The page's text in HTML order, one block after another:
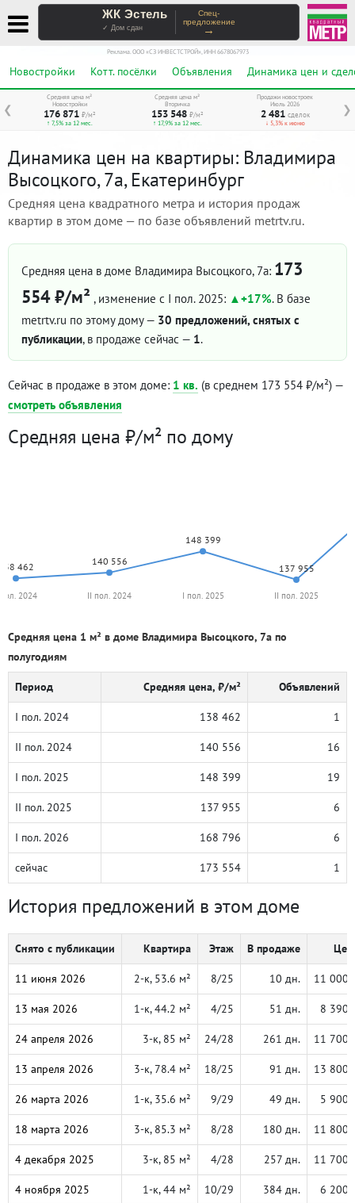
ЖК Эстель
✓ Дом сдан
Спец-
предложение
→
Реклама. ООО «СЗ ИНВЕСТСТРОЙ», ИНН 6678067973
Новостройки Котт. посёлки Объявления Динамика цен и
❮ ❯
Средняя цена м²
Новостройки
176 871 ₽/м²
↑ 7,5% за 12 мес.
Средняя цена м²
Вторичка
153 548 ₽/м²
↑ 17,9% за 12 мес.
Продажи новостроек
Июль 2026
2 481 сделок
↓ 5,3% к июню
Динамика цен на квартиры: Владимира
Высоцкого, 7а, Екатеринбург
Средняя цена квадратного метра и история продаж
квартир в этом доме — по базе объявлений metrtv.ru.
Средняя цена в доме Владимира Высоцкого, 7а: 173
554 ₽/м² , изменение с I пол. 2025: +17%. В базе
metrtv.ru по этому дому — 30 предложений, снятых с
публикации, в продаже сейчас — 1.
Сейчас в продаже в этом доме: 1 кв. (в среднем 173 554 ₽/м²) —
смотреть объявления
Средняя цена ₽/м² по дому
462 140 556
148 399
137 955
2024 II пол. 2024 I пол. 2025 II пол. 2025
Средняя цена 1 м² в доме Владимира Высоцкого, 7а по
полугодиям
Период Средняя цена, ₽/м² Объявлений
I пол. 2024 138 462 1
II пол. 2024 140 556 16
I пол. 2025 148 399 19
II пол. 2025 137 955 6
I пол. 2026 168 796 6
сейчас 173 554 1
История предложений в этом доме
Снято с публикации Квартира Этаж В продаже
11 июня 2026 2-к, 53.6 м² 8/25 10 дн. 11 000
13 мая 2026 1-к, 44.2 м² 4/25 51 дн. 8 390
24 апреля 2026 3-к, 85 м² 24/28 261 дн. 11 700
13 апреля 2026 3-к, 78.4 м² 18/25 91 дн. 13 800
26 марта 2026 1-к, 35.6 м² 9/29 49 дн. 5 900
18 марта 2026 3-к, 85.3 м² 8/28 180 дн. 11 800
4 декабря 2025 3-к, 85 м² 4/28 257 дн. 11 700
4 ноября 2025 1-к, 44 м² 10/29 384 дн. 6 200